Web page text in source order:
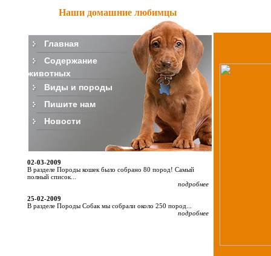
Наши домашние любимцы
Главная
Содержание
животных
Виды и породы
Пишите нам
Новости
02-03-2009
В разделе Породы кошек было собрано 80 пород! Самый
полный список...
подробнее
25-02-2009
В разделе Породы Собак мы собрали около 250 пород...
подробнее